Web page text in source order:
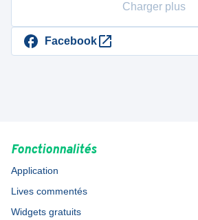
Charger plus
Facebook
Fonctionnalités
Application
Lives commentés
Widgets gratuits